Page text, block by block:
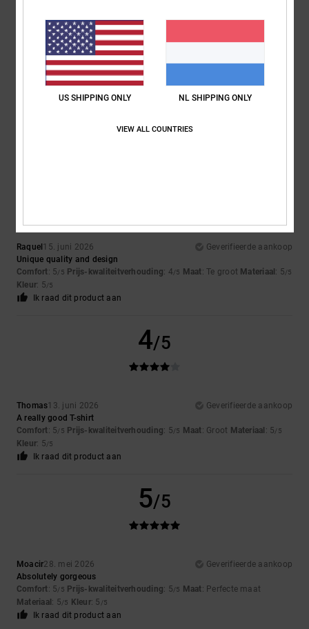
5 /5
Joachim25. juni 2026
Geverifieerde aankoop
Raquel 15. juni 2026
Geverifieerde aankoop
Unique quality and design
Comfort: 5/5 Prijs-kwaliteitverhouding: 4/5 Maat: Te groot Materiaal : 5/5
Kleur: 5/5
Ik raad dit product aan
4/5
Thomas13. juni 2026
Geverifieerde aankoop
A really good T-shirt
Comfort: 5/5 Prijs-kwaliteitverhouding: 5/5 Maat: Groot Materiaal : 5/5
Kleur: 5/5
Ik raad dit product aan
5/5
Moacir28. mei 2026
Geverifieerde aankoop
Absolutely gorgeous
Comfort: 5/5 Prijs-kwaliteitverhouding: 5/5 Maat: Perfecte maat
Materiaal : 5/5 Kleur: 5 /5
Ik raad dit product aan
US SHIPPING ONLY NL SHIPPING ONLY
VIEW ALL COUNTRIES